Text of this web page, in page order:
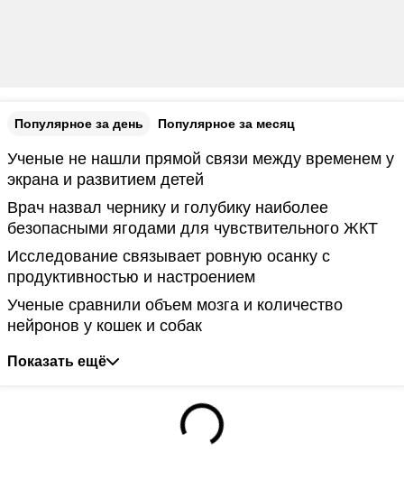
Популярное за день Популярное за месяц
Ученые не нашли прямой связи между временем у
экрана и развитием детей
Врач назвал чернику и голубику наиболее
безопасными ягодами для чувствительного ЖКТ
Исследование связывает ровную осанку с
продуктивностью и настроением
Ученые сравнили объем мозга и количество
нейронов у кошек и собак
Показать ещё